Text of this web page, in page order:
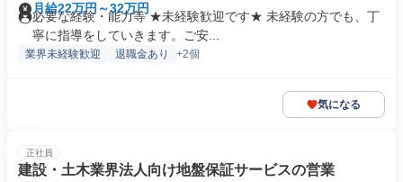
月給22万円～32万円
必要な経験・能力等 ★未経験歓迎です★ 未経験の方でも、丁
寧に指導をしていきます。ご安...
業界未経験歓迎 退職金あり +2個
気になる
正社員
建設・土木業界法人向け地盤保証サービスの営業